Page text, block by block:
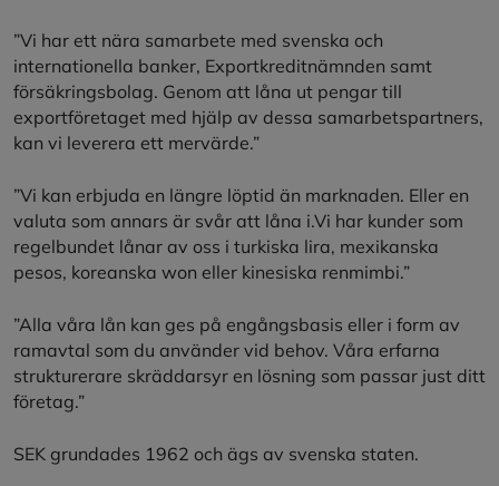
”Vi har ett nära samarbete med svenska och
internationella banker, Exportkreditnämnden samt
försäkringsbolag. Genom att låna ut pengar till
exportföretaget med hjälp av dessa samarbetspartners,
kan vi leverera ett mervärde.”
”Vi kan erbjuda en längre löptid än marknaden. Eller en
valuta som annars är svår att låna i.Vi har kunder som
regelbundet lånar av oss i turkiska lira, mexikanska
pesos, koreanska won eller kinesiska renmimbi.”
”Alla våra lån kan ges på engångsbasis eller i form av
ramavtal som du använder vid behov. Våra erfarna
strukturerare skräddarsyr en lösning som passar just ditt
företag.”
SEK grundades 1962 och ägs av svenska staten.